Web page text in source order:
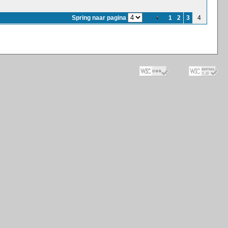
Spring naar pagina 1 2 3 4